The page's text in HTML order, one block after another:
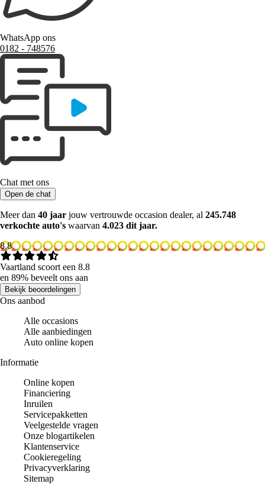
WhatsApp ons
0182 ‑ 748576
Chat met ons
Open de chat
Meer dan 40 jaar jouw vertrouwde occasion dealer, al 245.748
verkochte auto's waarvan 4.023 dit jaar.
8.8
Vaartland scoort een 8.8
en 89% beveelt ons aan
Bekijk beoordelingen
Ons aanbod
Alle occasions
Alle aanbiedingen
Auto online kopen
Informatie
Online kopen
Financiering
Inruilen
Servicepakketten
Veelgestelde vragen
Onze blogartikelen
Klantenservice
Cookieregeling
Privacyverklaring
Sitemap